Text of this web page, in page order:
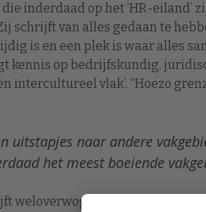
inderdaad op het ‘HR-eiland’
schrijft van alles gedaan te
is en een plek is waar alles
kennis op bedrijfskundig,
intercultureel vlak’. “Hoezo
uitstapjes naar andere
het meest boeiende
weloverwogen in het vak,